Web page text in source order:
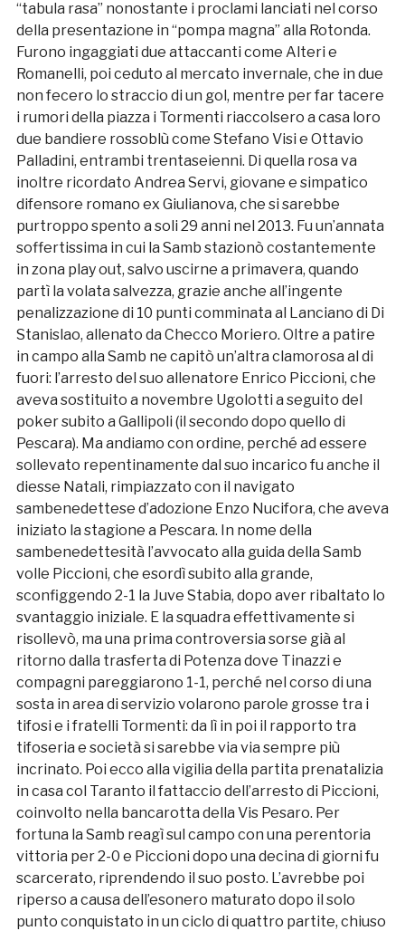
“tabula rasa” nonostante i proclami lanciati nel corso
della presentazione in “pompa magna” alla Rotonda.
Furono ingaggiati due attaccanti come Alteri e
Romanelli, poi ceduto al mercato invernale, che in due
non fecero lo straccio di un gol, mentre per far tacere
i rumori della piazza i Tormenti riaccolsero a casa loro
due bandiere rossoblù come Stefano Visi e Ottavio
Palladini, entrambi trentaseienni. Di quella rosa va
inoltre ricordato Andrea Servi, giovane e simpatico
difensore romano ex Giulianova, che si sarebbe
purtroppo spento a soli 29 anni nel 2013. Fu un’annata
soffertissima in cui la Samb stazionò costantemente
in zona play out, salvo uscirne a primavera, quando
partì la volata salvezza, grazie anche all’ingente
penalizzazione di 10 punti comminata al Lanciano di Di
Stanislao, allenato da Checco Moriero. Oltre a patire
in campo alla Samb ne capitò un’altra clamorosa al di
fuori: l’arresto del suo allenatore Enrico Piccioni, che
aveva sostituito a novembre Ugolotti a seguito del
poker subito a Gallipoli (il secondo dopo quello di
Pescara). Ma andiamo con ordine, perché ad essere
sollevato repentinamente dal suo incarico fu anche il
diesse Natali, rimpiazzato con il navigato
sambenedettese d’adozione Enzo Nucifora, che aveva
iniziato la stagione a Pescara. In nome della
sambenedettesità l’avvocato alla guida della Samb
volle Piccioni, che esordì subito alla grande,
sconfiggendo 2-1 la Juve Stabia, dopo aver ribaltato lo
svantaggio iniziale. E la squadra effettivamente si
risollevò, ma una prima controversia sorse già al
ritorno dalla trasferta di Potenza dove Tinazzi e
compagni pareggiarono 1-1, perché nel corso di una
sosta in area di servizio volarono parole grosse tra i
tifosi e i fratelli Tormenti: da lì in poi il rapporto tra
tifoseria e società si sarebbe via via sempre più
incrinato. Poi ecco alla vigilia della partita prenatalizia
in casa col Taranto il fattaccio dell’arresto di Piccioni,
coinvolto nella bancarotta della Vis Pesaro. Per
fortuna la Samb reagì sul campo con una perentoria
vittoria per 2-0 e Piccioni dopo una decina di giorni fu
scarcerato, riprendendo il suo posto. L’avrebbe poi
riperso a causa dell’esonero maturato dopo il solo
punto conquistato in un ciclo di quattro partite, chiuso